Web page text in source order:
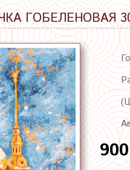
ГОБЕЛЕНОВАЯ